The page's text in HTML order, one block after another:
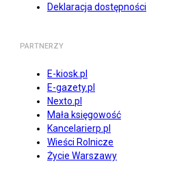
Deklaracja dostępności
PARTNERZY
E-kiosk.pl
E-gazety.pl
Nexto.pl
Mała księgowość
Kancelarierp.pl
Wieści Rolnicze
Życie Warszawy